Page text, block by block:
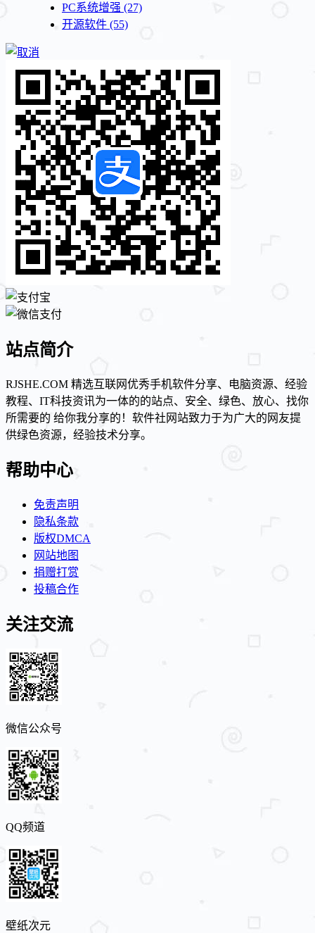
PC系统增强 (27)
开源软件 (55)
站点简介
RJSHE.COM 精选互联网优秀手机软件分享、电脑资源、经验
教程、IT科技资讯为一体的的站点、安全、绿色、放心、找你
所需要的 给你我分享的！软件社网站致力于为广大的网友提
供绿色资源，经验技术分享。
帮助中心
免责声明
隐私条款
版权DMCA
网站地图
捐赠打赏
投稿合作
关注交流
微信公众号
QQ频道
壁纸次元